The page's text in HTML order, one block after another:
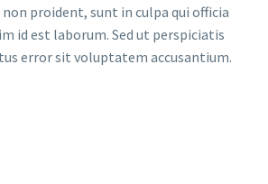
proident, sunt in culpa qui officia
id est laborum. Sed ut perspiciatis
error sit voluptatem accusantium.